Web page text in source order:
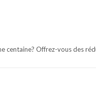
centaine? Offrez-vous des